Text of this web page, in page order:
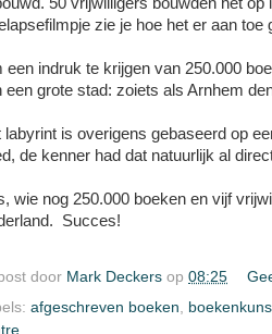
zie je hoe het er aan toe
een indruk te krijgen van 250.000
een grote stad: zoiets als Arnhem
labyrint is overigens gebaseerd op
de kenner had dat natuurlijk al
wie nog 250.000 boeken en vijf
Succes!
door Mark Deckers op 08:25
afgeschreven boeken,